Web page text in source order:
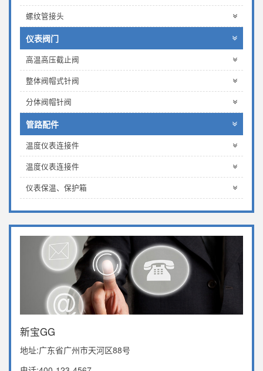
螺纹管接头
仪表阀门
高温高压截止阀
整体阀帽式针阀
分体阀帽针阀
管路配件
温度仪表连接件
温度仪表连接件
仪表保温、保护箱
新宝GG
地址:广东省广州市天河区88号